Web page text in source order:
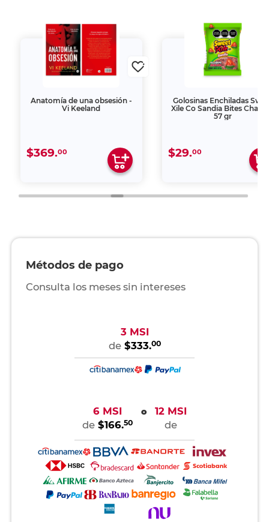
Anatomía de una obsesión -
Vi Keeland
$369.00
Golosinas Enchiladas
Xile Co Sandia Bites
57 gr
$29.00
Métodos de pago
Consulta los meses sin intereses
3 MSI
de $333.00
6 MSI
de $166.50
o
12 MSI
de